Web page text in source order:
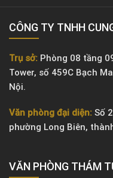
CÔNG TY TNHH
Trụ sở: Phòng 08 tầng
Tower, số 459C Bạch
Nội.
Văn phòng đại diện: Số
phường Long Biên,
VĂN PHÒNG ​THÁM